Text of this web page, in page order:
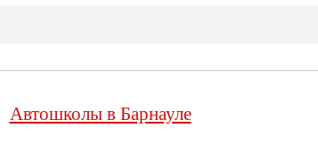
Автошколы в Барнауле